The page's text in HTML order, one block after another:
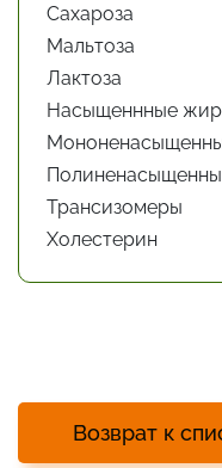
Сахароза
Мальтоза
Лактоза
Насыщеннные
Трансизомеры
Холестерин
Возврат к